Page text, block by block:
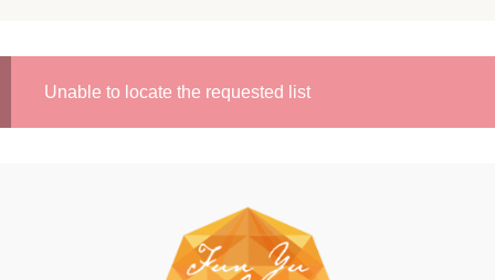
Unable to locate the requested list